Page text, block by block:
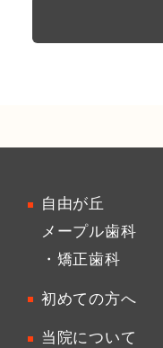
自由が丘
メープル歯科
・矯正歯科
初めての方へ
当院について